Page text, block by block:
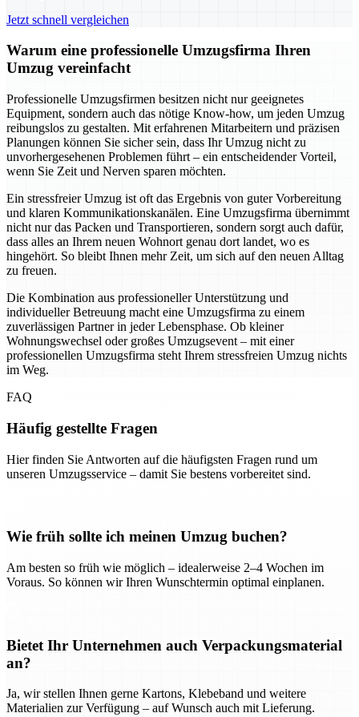
Jetzt schnell vergleichen
Warum eine professionelle Umzugsfirma Ihren
Umzug vereinfacht
Professionelle Umzugsfirmen besitzen nicht nur geeignetes
Equipment, sondern auch das nötige Know-how, um jeden Umzug
reibungslos zu gestalten. Mit erfahrenen Mitarbeitern und präzisen
Planungen können Sie sicher sein, dass Ihr Umzug nicht zu
unvorhergesehenen Problemen führt – ein entscheidender Vorteil,
wenn Sie Zeit und Nerven sparen möchten.
Ein stressfreier Umzug ist oft das Ergebnis von guter Vorbereitung
und klaren Kommunikationskanälen. Eine Umzugsfirma übernimmt
nicht nur das Packen und Transportieren, sondern sorgt auch dafür,
dass alles an Ihrem neuen Wohnort genau dort landet, wo es
hingehört. So bleibt Ihnen mehr Zeit, um sich auf den neuen Alltag
zu freuen.
Die Kombination aus professioneller Unterstützung und
individueller Betreuung macht eine Umzugsfirma zu einem
zuverlässigen Partner in jeder Lebensphase. Ob kleiner
Wohnungswechsel oder großes Umzugsevent – mit einer
professionellen Umzugsfirma steht Ihrem stressfreien Umzug nichts
im Weg.
FAQ
Häufig gestellte Fragen
Hier finden Sie Antworten auf die häufigsten Fragen rund um
unseren Umzugsservice – damit Sie bestens vorbereitet sind.
Wie früh sollte ich meinen Umzug buchen?
Am besten so früh wie möglich – idealerweise 2–4 Wochen im
Voraus. So können wir Ihren Wunschtermin optimal einplanen.
Bietet Ihr Unternehmen auch Verpackungsmaterial
an?
Ja, wir stellen Ihnen gerne Kartons, Klebeband und weitere
Materialien zur Verfügung – auf Wunsch auch mit Lieferung.